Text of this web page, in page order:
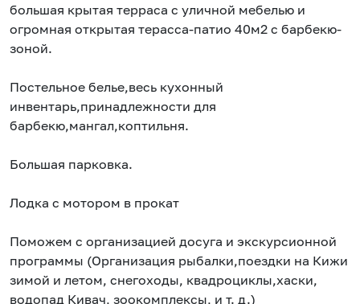
большая крытая терраса с уличной мебелью и
огромная открытая терасса-патио 40м2 с барбекю-
зоной.
Постельное белье,весь кухонный
инвентарь,принадлежности для
барбекю,мангал,коптильня.
Большая парковка.
Лодка с мотором в прокат
Поможем с организацией досуга и экскурсионной
программы (Организация рыбалки,поездки на Кижи
зимой и летом, снегоходы, квадроциклы,хаски,
водопад Кивач, зоокомплексы, и т. д.)